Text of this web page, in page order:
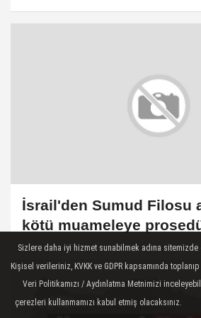
duyurusu
İsrail'den Sumud Filosu
kötü muameleye
hareket ettik savunması
Sizlere daha iyi hizmet sunabilmek adına sitemizde
Kişisel verileriniz, KVKK ve GDPR kapsamında
Veri Politikamızı / Aydınlatma Metnimizi
çerezleri kullanmamızı kabul etmiş olacaksınız.